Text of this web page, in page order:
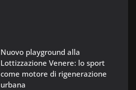
Nuovo playground alla
Lottizzazione Venere: lo sport
come motore di rigenerazione
urbana